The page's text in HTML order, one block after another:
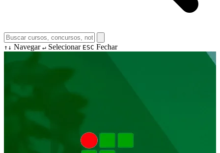
↑↓ Navegar ↵ Selecionar ESC Fechar